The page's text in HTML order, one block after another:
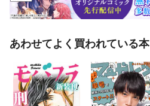
あわせてよく買われている本